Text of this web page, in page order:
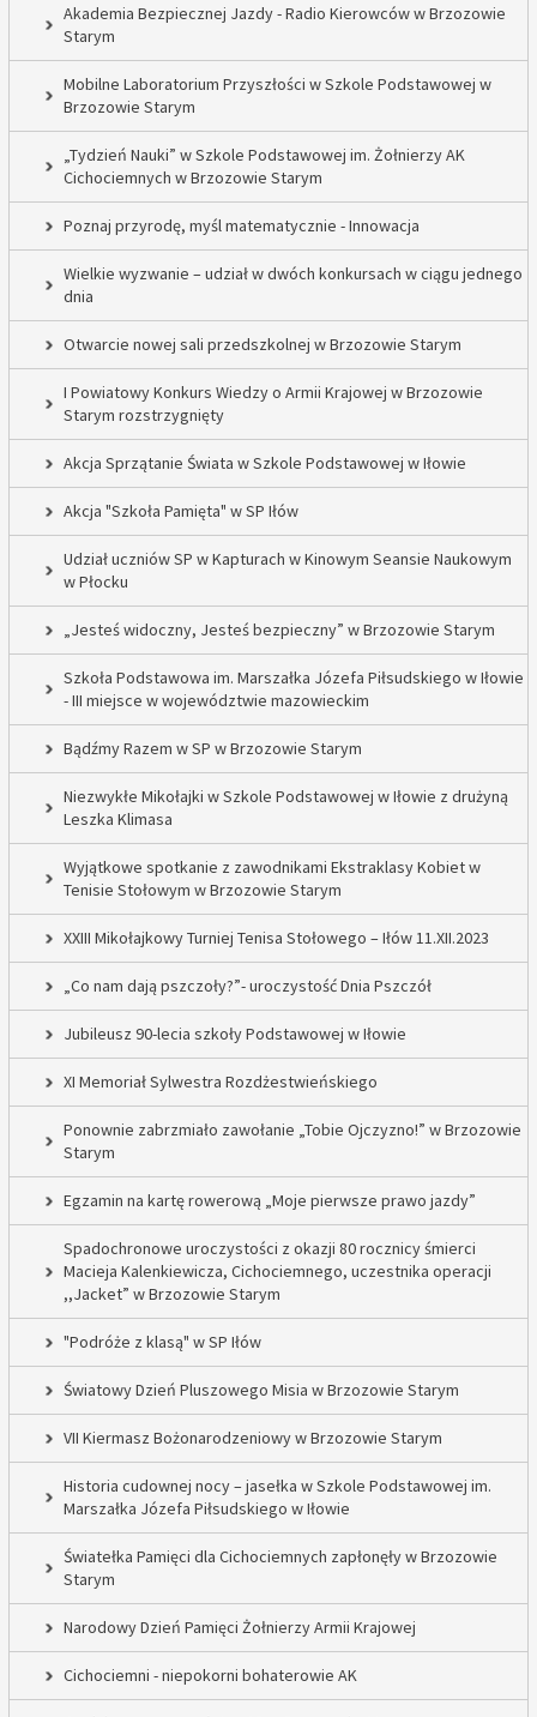
Akademia Bezpiecznej Jazdy - Radio Kierowców w Brzozowie
Starym
Mobilne Laboratorium Przyszłości w Szkole Podstawowej w
Brzozowie Starym
„Tydzień Nauki” w Szkole Podstawowej im. Żołnierzy AK
Cichociemnych w Brzozowie Starym
Poznaj przyrodę, myśl matematycznie - Innowacja
Wielkie wyzwanie – udział w dwóch konkursach w ciągu jednego
dnia
Otwarcie nowej sali przedszkolnej w Brzozowie Starym
I Powiatowy Konkurs Wiedzy o Armii Krajowej w Brzozowie
Starym rozstrzygnięty
Akcja Sprzątanie Świata w Szkole Podstawowej w Iłowie
Akcja "Szkoła Pamięta" w SP Iłów
Udział uczniów SP w Kapturach w Kinowym Seansie Naukowym
w Płocku
„Jesteś widoczny, Jesteś bezpieczny” w Brzozowie Starym
Szkoła Podstawowa im. Marszałka Józefa Piłsudskiego w Iłowie
- III miejsce w województwie mazowieckim
Bądźmy Razem w SP w Brzozowie Starym
Niezwykłe Mikołajki w Szkole Podstawowej w Iłowie z drużyną
Leszka Klimasa
Wyjątkowe spotkanie z zawodnikami Ekstraklasy Kobiet w
Tenisie Stołowym w Brzozowie Starym
XXIII Mikołajkowy Turniej Tenisa Stołowego – Iłów 11.XII.2023
„Co nam dają pszczoły?”- uroczystość Dnia Pszczół
Jubileusz 90-lecia szkoły Podstawowej w Iłowie
XI Memoriał Sylwestra Rozdżestwieńskiego
Ponownie zabrzmiało zawołanie „Tobie Ojczyzno!” w Brzozowie
Starym
Egzamin na kartę rowerową „Moje pierwsze prawo jazdy”
Spadochronowe uroczystości z okazji 80 rocznicy śmierci
Macieja Kalenkiewicza, Cichociemnego, uczestnika operacji
,,Jacket” w Brzozowie Starym
"Podróże z klasą" w SP Iłów
Światowy Dzień Pluszowego Misia w Brzozowie Starym
VII Kiermasz Bożonarodzeniowy w Brzozowie Starym
Historia cudownej nocy – jasełka w Szkole Podstawowej im.
Marszałka Józefa Piłsudskiego w Iłowie
Światełka Pamięci dla Cichociemnych zapłonęły w Brzozowie
Starym
Narodowy Dzień Pamięci Żołnierzy Armii Krajowej
Cichociemni - niepokorni bohaterowie AK